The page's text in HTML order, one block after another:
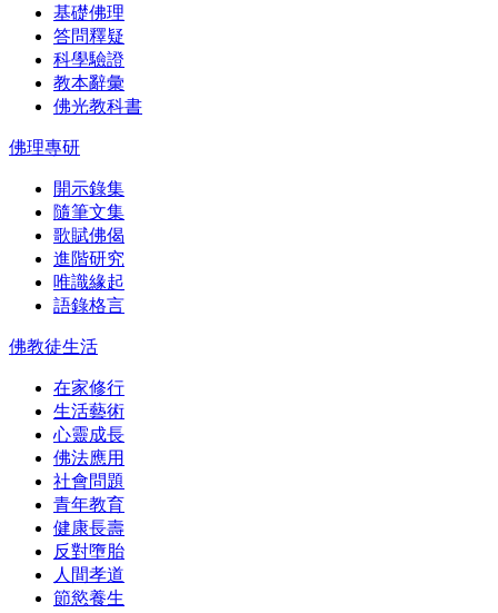
基礎佛理
答問釋疑
科學驗證
教本辭彙
佛光教科書
佛理專研
開示錄集
隨筆文集
歌賦佛偈
進階研究
唯識緣起
語錄格言
佛教徒生活
在家修行
生活藝術
心靈成長
佛法應用
社會問題
青年教育
健康長壽
反對墮胎
人間孝道
節慾養生